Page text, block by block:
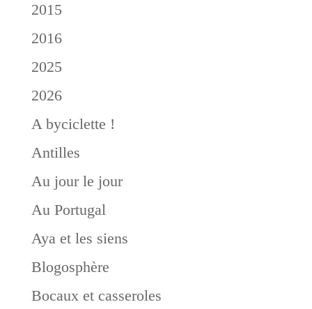
2015
2016
2025
2026
A byciclette !
Antilles
Au jour le jour
Au Portugal
Aya et les siens
Blogosphère
Bocaux et casseroles